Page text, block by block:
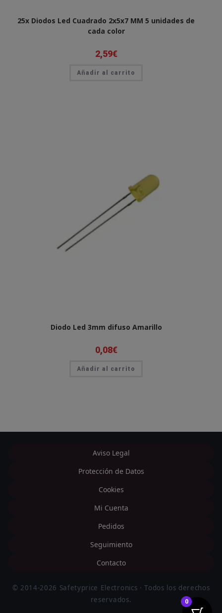
25x Diodos Led Cuadrado 2x5x7 MM 5 unidades de
cada color
2,59€
Añadir al carrito
Diodo Led 3mm difuso Amarillo
0,08€
Añadir al carrito
0
Aviso Legal
Protección de Datos
Cookies
Mi Cuenta
Pedidos
Seguimiento
Contacto
© 2014-2026 Safetyprice Electronics · Todos los derechos
reservados.